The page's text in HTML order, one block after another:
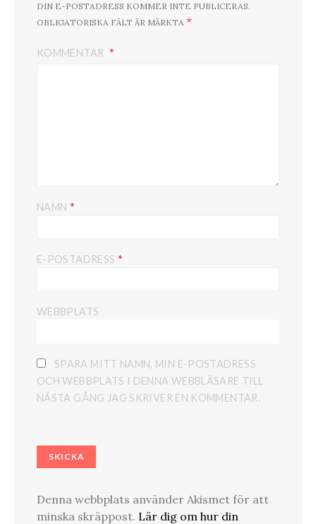
DIN E-POSTADRESS KOMMER INTE PUBLICERAS.
OBLIGATORISKA FÄLT ÄR MÄRKTA *
KOMMENTAR
NAMN *
E-POSTADRESS *
WEBBPLATS
SPARA MITT NAMN, MIN E-POSTADRESS
OCH WEBBPLATS I DENNA WEBBLÄSARE TILL
NÄSTA GÅNG JAG SKRIVER EN KOMMENTAR.
Denna webbplats använder Akismet för att
minska skräppost. Lär dig om hur din